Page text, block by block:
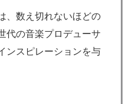
、数え切れないほどの
代の音楽プロデューサ
ンスピレーションを与